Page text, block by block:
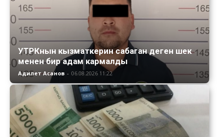
УТРКнын кызматкерин сабаган деген шек
менен бир адам кармалды
Адилет Асанов - 06.08.2026 11:22